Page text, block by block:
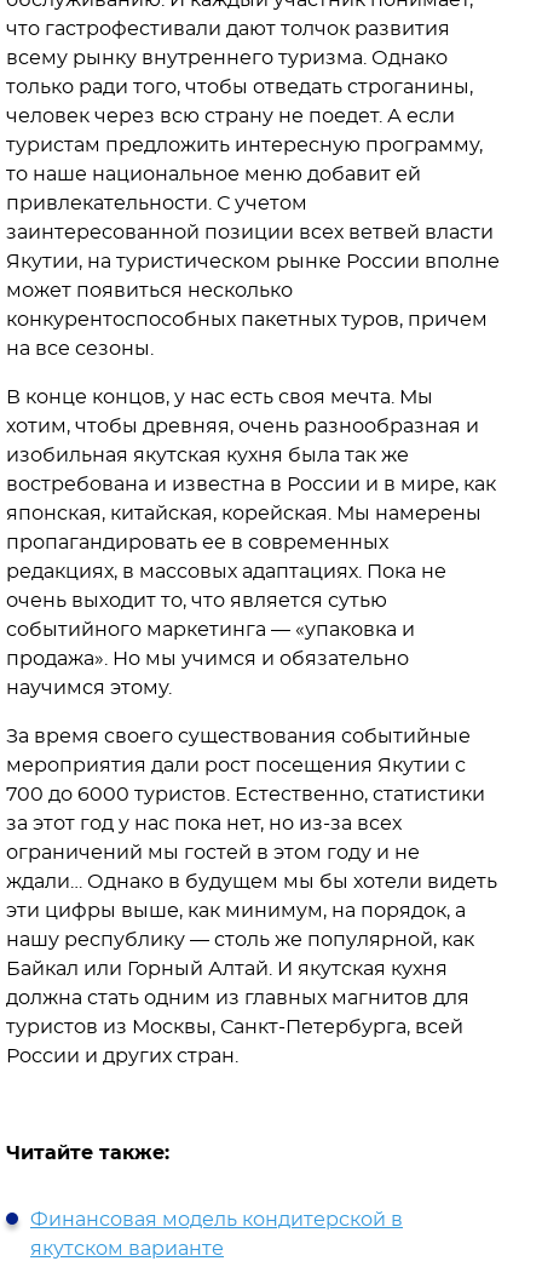
что гастрофестивали дают толчок развития
всему рынку внутреннего туризма. Однако
только ради того, чтобы отведать строганины,
человек через всю страну не поедет. А если
туристам предложить интересную программу,
то наше национальное меню добавит ей
привлекательности. С учетом
заинтересованной позиции всех ветвей власти
Якутии, на туристическом рынке России вполне
может появиться несколько
конкурентоспособных пакетных туров, причем
на все сезоны.
В конце концов, у нас есть своя мечта. Мы
хотим, чтобы древняя, очень разнообразная и
изобильная якутская кухня была так же
востребована и известна в России и в мире, как
японская, китайская, корейская. Мы намерены
пропагандировать ее в современных
редакциях, в массовых адаптациях. Пока не
очень выходит то, что является сутью
событийного маркетинга — «упаковка и
продажа». Но мы учимся и обязательно
научимся этому.
За время своего существования событийные
мероприятия дали рост посещения Якутии с
700 до 6000 туристов. Естественно, статистики
за этот год у нас пока нет, но из-за всех
ограничений мы гостей в этом году и не
ждали… Однако в будущем мы бы хотели видеть
эти цифры выше, как минимум, на порядок, а
нашу республику — столь же популярной, как
Байкал или Горный Алтай. И якутская кухня
должна стать одним из главных магнитов для
туристов из Москвы, Санкт-Петербурга, всей
России и других стран.
Читайте также:
Финансовая модель кондитерской в
якутском варианте